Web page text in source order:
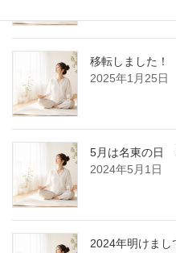
移転しました！
2025年1月25日
5月は名東の日
2024年5月1日
2024年明けまし